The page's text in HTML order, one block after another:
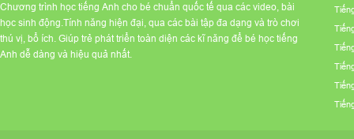
Chương trình học tiếng Anh cho bé chuẩn quốc tế qua các video, bài
học sinh động.Tính năng hiện đại, qua các bài tập đa dạng và trò chơi
thú vị, bổ ích. Giúp trẻ phát triển toàn diện các kĩ năng để bé học tiếng
Anh dễ dàng và hiệu quả nhất.